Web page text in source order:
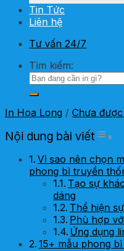
Tin Tức
Liên hệ
Tư vấn 24/7
Tìm kiếm:
In Hoa Long / Chưa
Nội dung bài viết
Vì sao nên chọn
phong bì truyền
Tạo sự
dáng
Thể hiện
Phù hợp
Ứng dụng
15+ mẫu phong